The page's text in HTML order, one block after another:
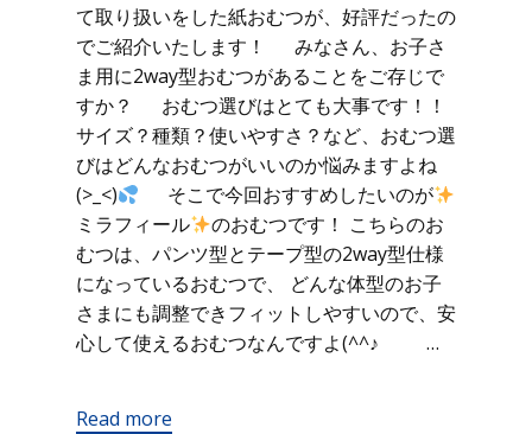
て取り扱いをした紙おむつが、好評だったの
でご紹介いたします！ みなさん、お子さ
ま用に2way型おむつがあることをご存じで
すか？ おむつ選びはとても大事です！！
サイズ？種類？使いやすさ？など、おむつ選
びはどんなおむつがいいのか悩みますよね
(>_<)
そこで今回おすすめしたいのが
ミラフィール
のおむつです！ こちらのお
むつは、パンツ型とテープ型の2way型仕様
になっているおむつで、 どんな体型のお子
さまにも調整できフィットしやすいので、安
心して使えるおむつなんですよ(^^♪ …
Read more